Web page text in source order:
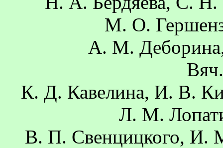
М. О.
А. М.
Вяч.
К. Д. Кавелина, И. В.
Л. М.
В. П. Свенцицкого, И.